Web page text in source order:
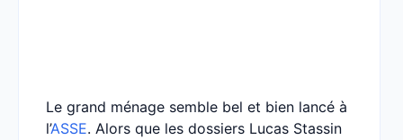
Le grand ménage semble bel et bien lancé à
l’ASSE. Alors que les dossiers Lucas Stassin